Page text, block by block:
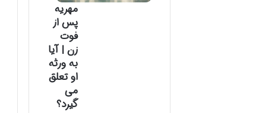
مهریه
پس از
فوت
زن | آیا
به ورثه
او تعلق
می
گیرد؟